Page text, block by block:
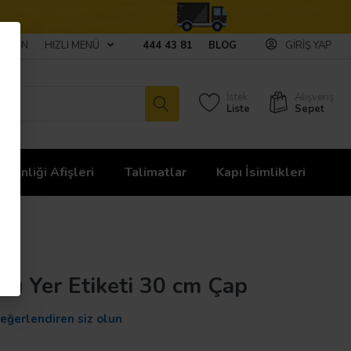
HIZLI MENÜ 444 43 81 BLOG GIRIŞ YAP
İstek
Liste
Alışveriş
Sepet
Afişleri Talimatlar Kapı İsimlikleri
Yer Etiketi 30 cm Çap
siz olun